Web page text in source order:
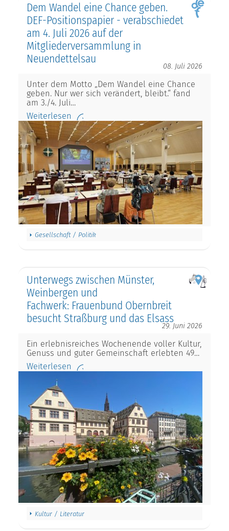
Dem Wandel eine Chance geben.
DEF-Positionspapier - verabschiedet
am 4. Juli 2026 auf der
Mitgliederversammlung in
Neuendettelsau
08. Juli 2026
Unter dem Motto „Dem Wandel eine Chance
geben. Nur wer sich verändert, bleibt.“ fand
am 3./4. Juli…
Weiterlesen
Gesellschaft / Politik
Unterwegs zwischen Münster,
Weinbergen und
Fachwerk: Frauenbund Obernbreit
besucht Straßburg und das Elsass
29. Juni 2026
Ein erlebnisreiches Wochenende voller Kultur,
Genuss und guter Gemeinschaft erlebten 49…
Weiterlesen
Kultur / Literatur